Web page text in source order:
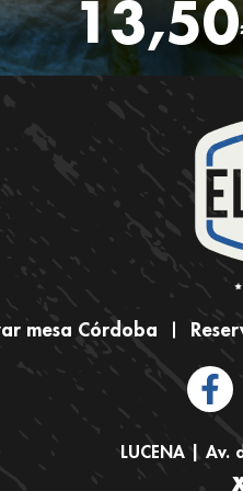
13,50
mesa Córdoba
LUCENA | Av.